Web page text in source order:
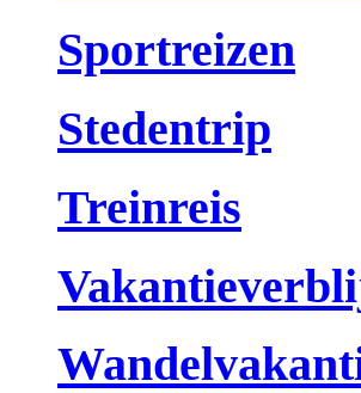
Sportreizen
Stedentrip
Treinreis